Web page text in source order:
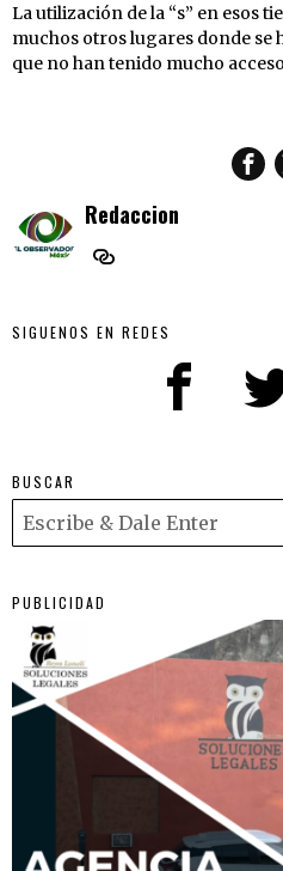
La utilización de la “s” en esos
muchos otros lugares donde se
que no han tenido mucho
Redaccion
SIGUENOS EN REDES
BUSCAR
PUBLICIDAD